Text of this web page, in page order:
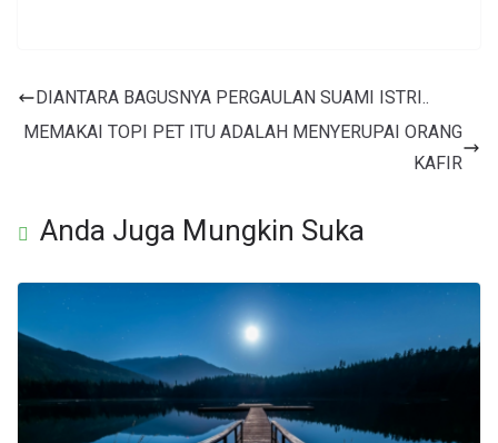
DIANTARA BAGUSNYA PERGAULAN SUAMI ISTRI..
MEMAKAI TOPI PET ITU ADALAH MENYERUPAI ORANG
KAFIR
Anda Juga Mungkin Suka